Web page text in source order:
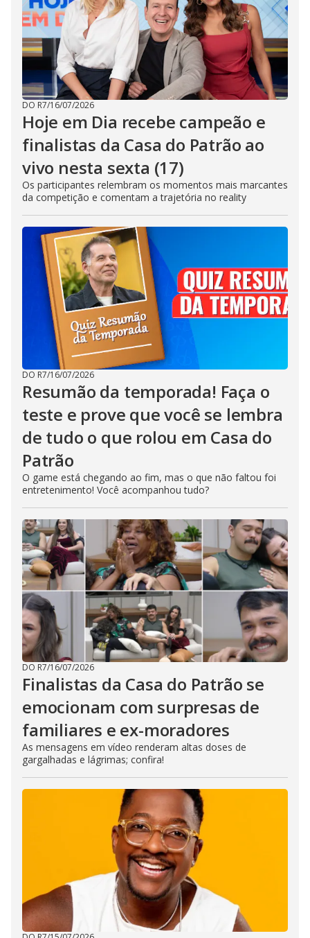
DO R7/16/07/2026
Hoje em Dia recebe campeão e
finalistas da Casa do Patrão ao
vivo nesta sexta (17)
Os participantes relembram os momentos mais marcantes
da competição e comentam a trajetória no reality
DO R7/16/07/2026
Resumão da temporada! Faça o
teste e prove que você se lembra
de tudo o que rolou em Casa do
Patrão
O game está chegando ao fim, mas o que não faltou foi
entretenimento! Você acompanhou tudo?
DO R7/16/07/2026
Finalistas da Casa do Patrão se
emocionam com surpresas de
familiares e ex-moradores
As mensagens em vídeo renderam altas doses de
gargalhadas e lágrimas; confira!